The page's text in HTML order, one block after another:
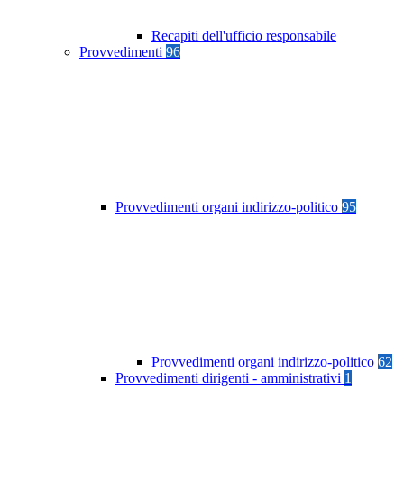
Recapiti dell'ufficio responsabile
Provvedimenti 96
Provvedimenti organi indirizzo-politico 95
Provvedimenti organi indirizzo-politico 62
Provvedimenti dirigenti - amministrativi 1